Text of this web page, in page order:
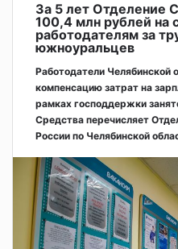
За 5 лет Отделение
100,4 млн рублей на
работодателям за
южноуральцев
Работодатели Челябинской
компенсацию затрат на
рамках господдержки
Средства перечисляет
России по Челябинской